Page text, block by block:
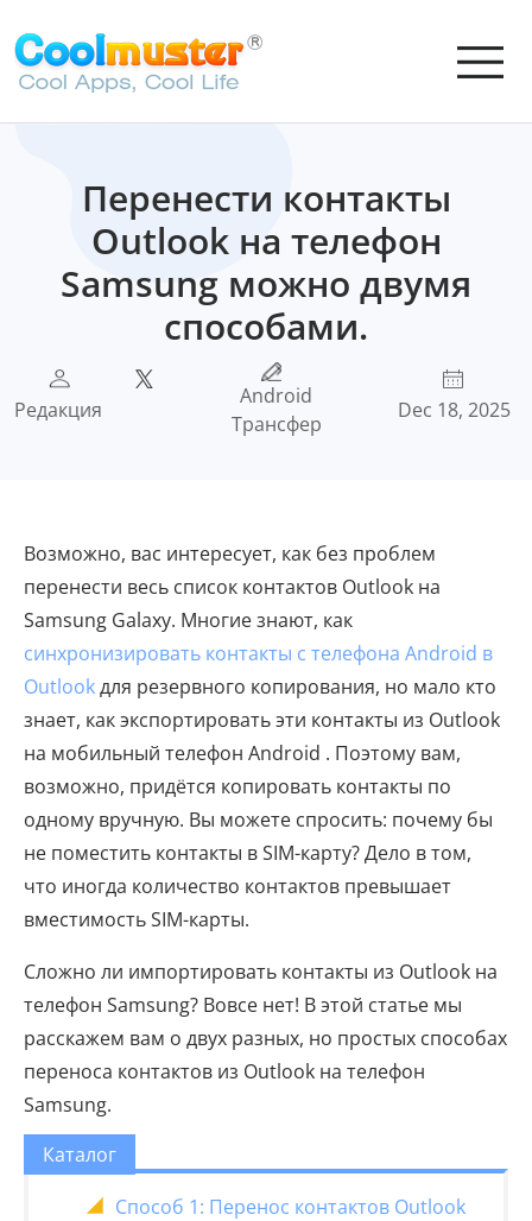
Перенести контакты
Outlook на телефон
Samsung можно двумя
способами.
Редакция
Android
Трансфер
Dec 18, 2025
Возможно, вас интересует, как без проблем
перенести весь список контактов Outlook на
Samsung Galaxy. Многие знают, как
синхронизировать контакты с телефона Android в
Outlookдля резервного копирования, но мало кто
знает, как экспортировать эти контакты из Outlook
на мобильный телефон Android . Поэтому вам,
возможно, придётся копировать контакты по
одному вручную. Вы можете спросить: почему бы
не поместить контакты в SIM-карту? Дело в том,
что иногда количество контактов превышает
вместимость SIM-карты.
Сложно ли импортировать контакты из Outlook на
телефон Samsung? Вовсе нет! В этой статье мы
расскажем вам о двух разных, но простых способах
переноса контактов из Outlook на телефон
Samsung.
Каталог
Способ 1: Перенос контактов Outlook